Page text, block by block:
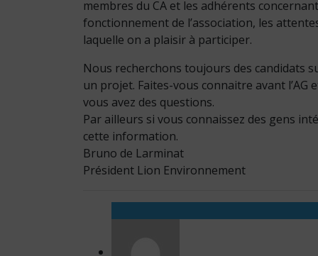
membres du CA et les adhérents
fonctionnement de l’association, les
laquelle on a plaisir à participer.
Nous recherchons toujours des candidats
un projet. Faites-vous connaitre avant l’AG
vous avez des questions.
Par ailleurs si vous connaissez des gens
cette information.
Bruno de Larminat
Président Lion Environnement